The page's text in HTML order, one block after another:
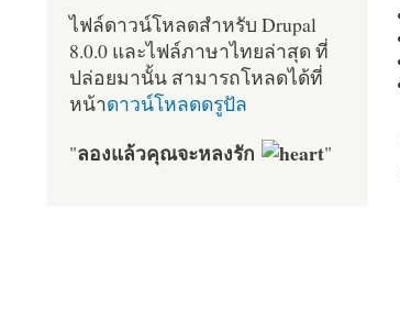
ไฟล์ดาวน์โหลดสำหรับ Drupal
8.0.0 และไฟล์ภาษาไทยล่าสุด ที่
ปล่อยมานั้น สามารถโหลดได้ที่
หน้าดาวน์โหลดดรูปัล
"ลองแล้วคุณจะหลงรัก "